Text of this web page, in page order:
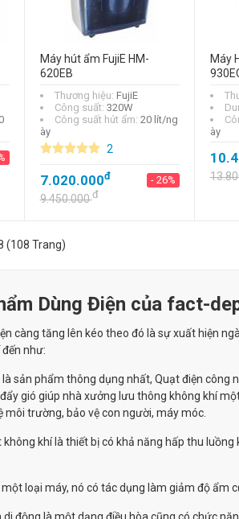
Máy hút ẩm FujiE HM-
620EB
Thương hiệu: FujiE
Công suất: 320W
Công suất hút ẩm: 20 lít/ng
ày
2
7.020.000đ - 26%
9.450.000đ
Máy
ày
(108 Trang)
Dùng Điện của fact-
càng tăng lên kéo theo đó là sự xuất hiện
như:
là sản phẩm thông dụng nhất, Quạt điện công
gió giúp nhà xưởng lưu thông không khí
môi trường, bảo vệ con người, máy móc.
khí là thiết bị có khả năng hấp thu
loại máy, nó có tác dụng làm giảm độ ẩm